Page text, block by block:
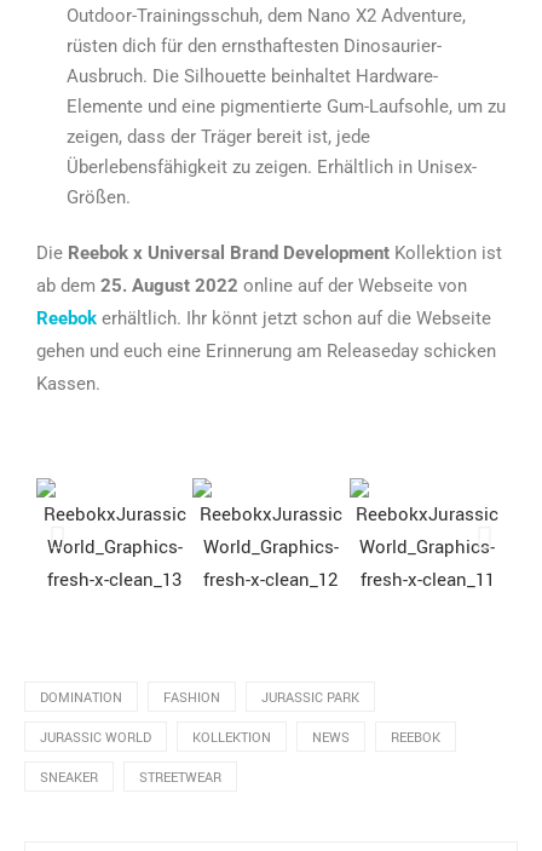
Outdoor-Trainingsschuh, dem Nano X2 Adventure,
rüsten dich für den ernsthaftesten Dinosaurier-
Ausbruch. Die Silhouette beinhaltet Hardware-
Elemente und eine pigmentierte Gum-Laufsohle, um zu
zeigen, dass der Träger bereit ist, jede
Überlebensfähigkeit zu zeigen. Erhältlich in Unisex-
Größen.
Die Reebok x Universal Brand Development Kollektion ist
ab dem 25. August 2022 online auf der Webseite von
Reebok erhältlich. Ihr könnt jetzt schon auf die Webseite
gehen und euch eine Erinnerung am Releaseday schicken
Kassen.
DOMINATION FASHION JURASSIC PARK
JURASSIC WORLD KOLLEKTION NEWS REEBOK
SNEAKER STREETWEAR